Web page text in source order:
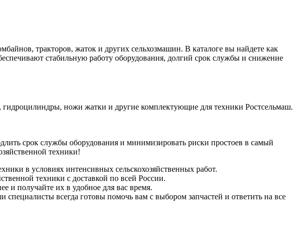
тракторов, жаток и других сельхозмашин. В каталоге вы найдете как
стабильную работу оборудования, долгий срок службы и снижение
ножи жатки и другие комплектующие для техники Ростсельмаш.
срок службы оборудования и минимизировать риски простоев в самый
техники!
в условиях интенсивных сельскохозяйственных работ.
техники с доставкой по всей России.
и получайте их в удобное для вас время.
всегда готовы помочь вам с выбором запчастей и ответить на все